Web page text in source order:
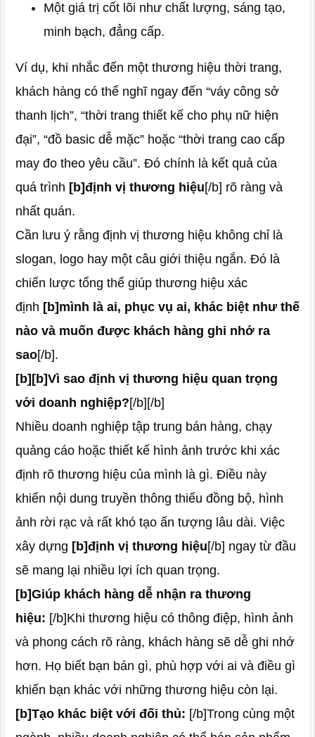
Một giá trị cốt lõi như chất lượng, sáng tạo,
minh bạch, đẳng cấp.
Ví dụ, khi nhắc đến một thương hiệu thời trang,
khách hàng có thể nghĩ ngay đến “váy công sở
thanh lịch”, “thời trang thiết kế cho phụ nữ hiện
đại”, “đồ basic dễ mặc” hoặc “thời trang cao cấp
may đo theo yêu cầu”. Đó chính là kết quả của
quá trình [b]định vị thương hiệu[/b] rõ ràng và
nhất quán.
Cần lưu ý rằng định vị thương hiệu không chỉ là
slogan, logo hay một câu giới thiệu ngắn. Đó là
chiến lược tổng thể giúp thương hiệu xác
định [b]mình là ai, phục vụ ai, khác biệt như thế
nào và muốn được khách hàng ghi nhớ ra
sao[/b].
[b][b]Vì sao định vị thương hiệu quan trọng
với doanh nghiệp?[/b][/b]
Nhiều doanh nghiệp tập trung bán hàng, chạy
quảng cáo hoặc thiết kế hình ảnh trước khi xác
định rõ thương hiệu của mình là gì. Điều này
khiến nội dung truyền thông thiếu đồng bộ, hình
ảnh rời rạc và rất khó tạo ấn tượng lâu dài. Việc
xây dựng [b]định vị thương hiệu[/b] ngay từ đầu
sẽ mang lại nhiều lợi ích quan trọng.
[b]Giúp khách hàng dễ nhận ra thương
hiệu: [/b]Khi thương hiệu có thông điệp, hình ảnh
và phong cách rõ ràng, khách hàng sẽ dễ ghi nhớ
hơn. Họ biết bạn bán gì, phù hợp với ai và điều gì
khiến bạn khác với những thương hiệu còn lại.
[b]Tạo khác biệt với đối thủ: [/b]Trong cùng một